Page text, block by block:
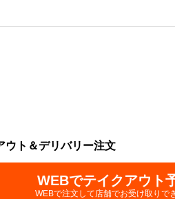
ウト＆デリバリー注文
WEBでテイクアウト
WEBで注文して店舗でお受け取りで